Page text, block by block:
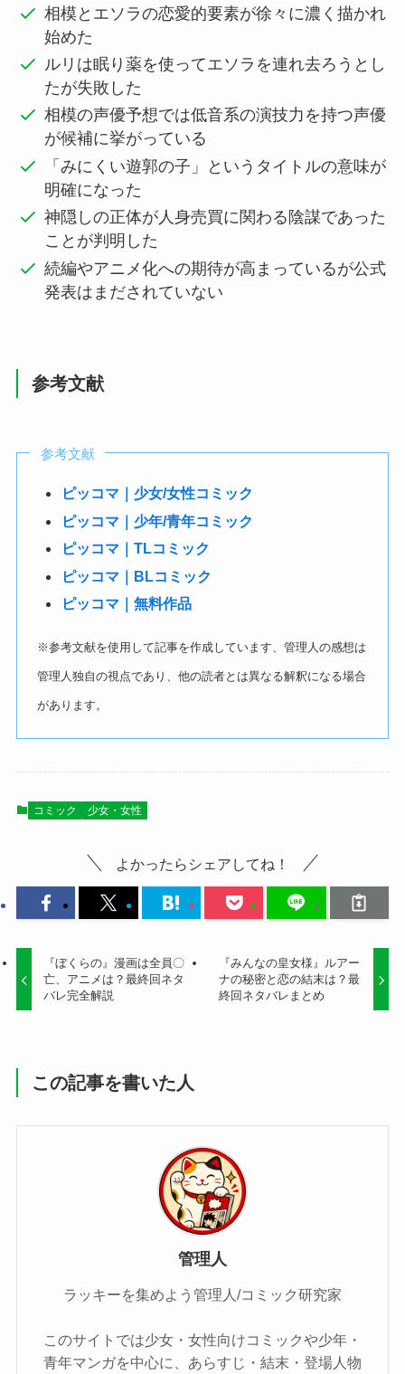
相模とエソラの恋愛的要素が徐々に濃く描かれ
始めた
ルリは眠り薬を使ってエソラを連れ去ろうとし
たが失敗した
相模の声優予想では低音系の演技力を持つ声優
が候補に挙がっている
「みにくい遊郭の子」というタイトルの意味が
明確になった
神隠しの正体が人身売買に関わる陰謀であった
ことが判明した
続編やアニメ化への期待が高まっているが公式
発表はまだされていない
参考文献
参考文献
ピッコマ｜少女/女性コミック
ピッコマ｜少年/青年コミック
ピッコマ｜TLコミック
ピッコマ｜BLコミック
ピッコマ｜無料作品
※参考文献を使用して記事を作成しています、管理人の感想は
管理人独自の視点であり、他の読者とは異なる解釈になる場合
があります。
コミック 少女・女性
よかったらシェアしてね！
『ぼくらの』漫画は全員〇
亡、アニメは？最終回ネタ
バレ完全解説
『みんなの皇女様』ルアー
ナの秘密と恋の結末は？最
終回ネタバレまとめ
この記事を書いた人
管理人
ラッキーを集めよう管理人/コミック研究家
このサイトでは少女・女性向けコミックや少年・
青年マンガを中心に、あらすじ・結末・登場人物